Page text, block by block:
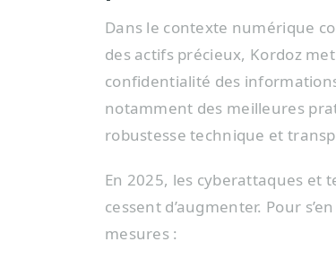
Dans le contexte numérique
des actifs précieux, Kordoz
confidentialité des
notamment des meilleures
robustesse technique et
En 2025, les cyberattaques et
cessent d’augmenter. Pour
mesures :